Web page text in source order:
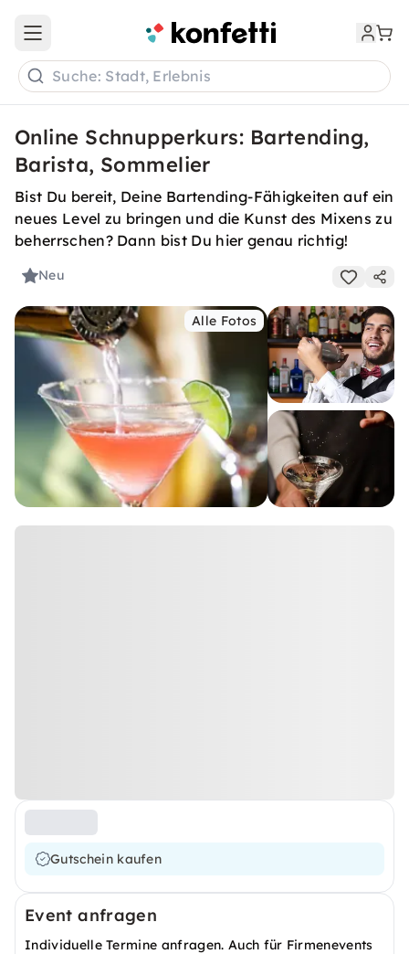
Open main menu
Suche: Stadt, Erlebnis
Online Schnupperkurs: Bartending,
Barista, Sommelier
Bist Du bereit, Deine Bartending-Fähigkeiten auf ein
neues Level zu bringen und die Kunst des Mixens zu
beherrschen? Dann bist Du hier genau richtig!
Neu
Alle Fotos
Gutschein kaufen
Event anfragen
Individuelle Termine anfragen. Auch für Firmenevents